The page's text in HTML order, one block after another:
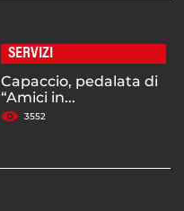
SERVIZI
Capaccio, pedalata di
“Amici in...
3552